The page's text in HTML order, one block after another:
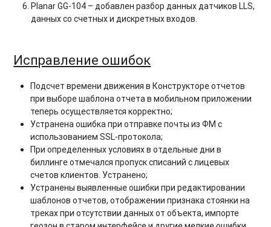
Planar GG-104 – добавлен разбор данных датчиков LLS,
данных со счетных и дискретных входов.
Исправление ошибок
Подсчет времени движения в Конструкторе отчетов
при выборе шаблона отчета в мобильном приложении
теперь осуществляется корректно;
Устранена ошибка при отправке почты из ФМ с
использованием SSL-протокола;
При определенных условиях в отдельные дни в
биллинге отмечался пропуск списаний с лицевых
счетов клиентов. Устранено;
Устранены выявленные ошибки при редактировании
шаблонов отчетов, отображении признака стоянки на
треках при отсутствии данных от объекта, импорте